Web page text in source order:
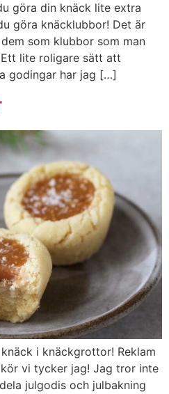
göra din knäck lite extra
göra knäcklubbor! Det är
som klubbor som man
lite roligare sätt att
godingar har jag […]
i knäckgrottor! Reklam
vi tycker jag! Jag tror inte
julgodis och julbakning